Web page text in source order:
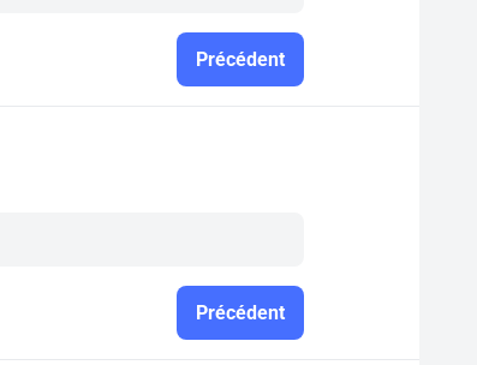
Précédent
Précédent